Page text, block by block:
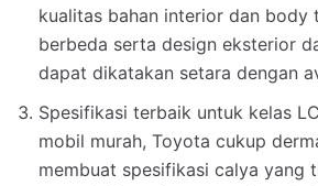
kualitas bahan interior dan body
berbeda serta design eksterior
dapat dikatakan setara dengan
Spesifikasi terbaik untuk kelas
mobil murah, Toyota cukup
membuat spesifikasi calya yang